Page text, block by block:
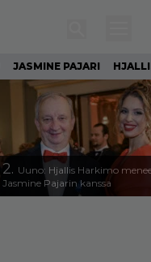
JASMINE PAJARI
2. Uuno: Hjallis Harkimo
Jasmine Pajarin kanssa